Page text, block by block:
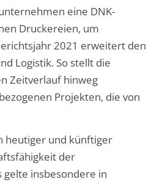
eine DNK-
Druckereien, um
2021 erweitert den
Logistik. So stellt die
Zeitverlauf hinweg
Projekten, die von
heutiger und künftiger
der
gelte insbesondere in